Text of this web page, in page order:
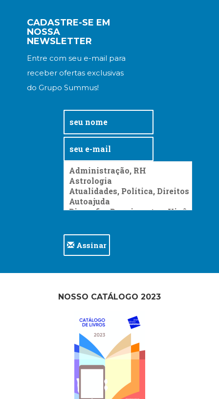
CADASTRE-SE EM
NOSSA
NEWSLETTER
Entre com seu e-mail para
receber ofertas exclusivas
do Grupo Summus!
Assinar
NOSSO CATÁLOGO 2023